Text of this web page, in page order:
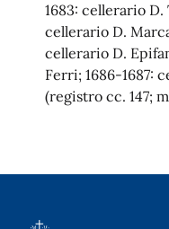
1683: cellerario D.
cellerario D.
cellerario D.
Ferri; 1686-1687:
(registro cc. 147;